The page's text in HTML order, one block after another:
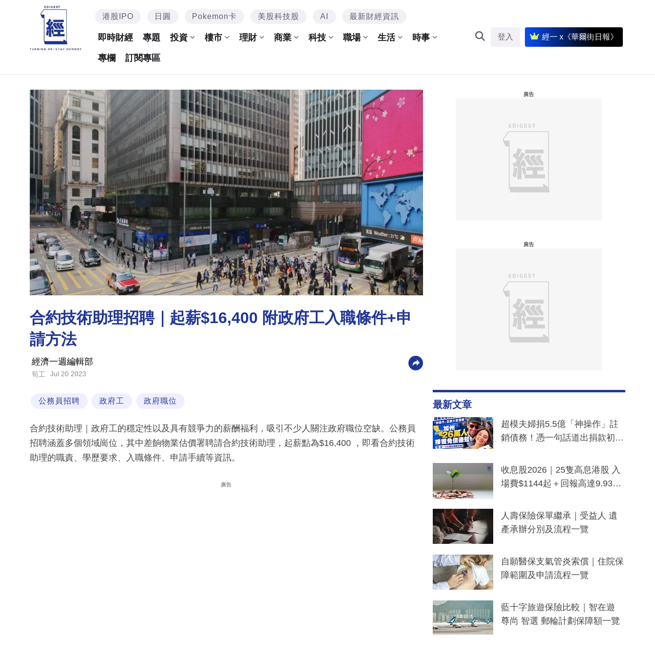
港股IPO 日圓 Pokemon卡 美股科技股 AI 最新財經資訊
即時財經 專題 投資 樓市 理財 商業 科技 職場 生活 時事
專欄 訂閱專區
登入 經一 x《華爾街日報》
合約技術助理招聘｜起薪$16,400 附政府工入職條件+申
請方法
經濟一週編輯部
筍工 Jul 20 2023
公務員招聘 政府工 政府職位
合約技術助理｜政府工的穩定性以及具有競爭力的薪酬福利，吸引不少人關注政府職位空缺。公務員
招聘涵蓋多個領域崗位，其中差餉物業估價署聘請合約技術助理，起薪點為$16,400 ，即看合約技術
助理的職責、學歷要求、入職條件、申請手續等資訊。
廣告
廣告
廣告
最新文章
超模夫婦捐5.5億「神操作」註
銷債務！憑一句話道出捐款初
一度被誤當詐騙手段
收息股2026｜25隻高息港股 入
場費$1144起＋回報高達9.93
人壽保險保單繼承｜受益人 遺
產承辦分別及流程一覽
自願醫保支氣管炎索償｜住院保
障範圍及申請流程一覽
藍十字旅遊保險比較｜智在遊
尊尚 智選 郵輪計劃保障額一覽